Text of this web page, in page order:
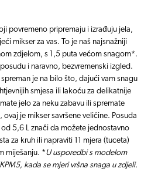
povremeno pripremaju i izrađuju jela,
mikser za vas. To je naš najsnažniji
zdjelom, s 1,5 puta većom snagom*.
i naravno, bezvremenski izgled.
je na bilo što, dajući vam snagu
smjesa ili lakoću za delikatnije
jelo za neku zabavu ili spremate
je mikser savršene veličine. Posuda
5,6 L znači da možete jednostavno
za kruh ili napraviti 11 mjera (tuceta)
miješanju. *U usporedbi s modelom
kada se mjeri vršna snaga u zdjeli.